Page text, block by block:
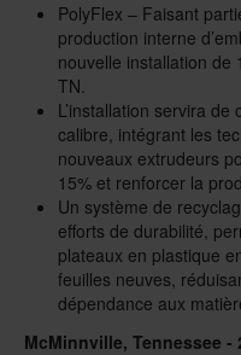
PolyFlex – Faisant
production interne
nouvelle installation de
TN.
L’installation servira
calibre, intégrant les
nouveaux extrudeurs
15% et renforcer la
Un système de
efforts de durabilité,
plateaux en plastique
feuilles neuves,
dépendance aux
McMinnville, Tennessee -